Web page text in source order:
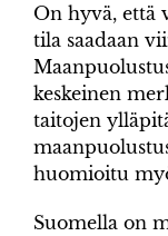
On hyvä, että
tila saadaan
keskeinen
taitojen
huomioitu
Suomella on